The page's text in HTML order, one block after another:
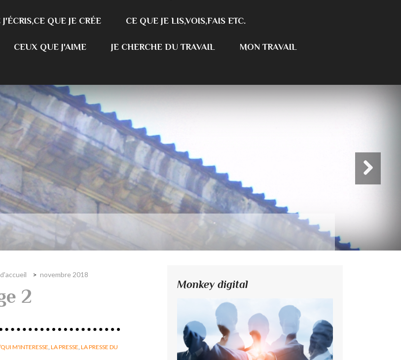
QUE JE CRÉE CE QUE JE LIS,VOIS,FAIS ETC.
CEUX QUE J'AIME JE CHERCHE DU TRAVAIL MON TRAVAIL
novembre 2018
2
M'INTERESSE, LA PRESSE, LA PRESSE DU
Monkey digital